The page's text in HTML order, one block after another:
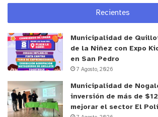
así como a través de Fondo
cofinanciamos el desarrollo de
benefician a organizaciones
entorno cercano”, finalizó.
El trabajo desplegado a través del
Sopraval llega a ocho comunas
Valparaíso: La Ligua, Nogales, La
Recientes
Municipalidad de
de la Niñez con Expo
en San Pedro
7 Agosto, 2026
Municipalidad de
inversión de más de
mejorar el sector El